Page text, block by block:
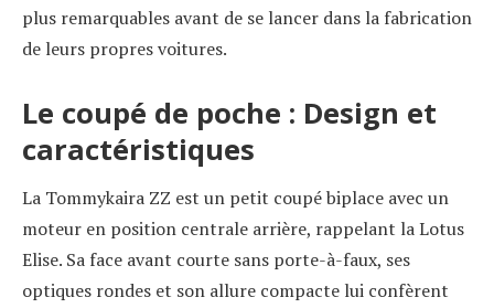
plus remarquables avant de se lancer dans la fabrication
de leurs propres voitures.
Le coupé de poche : Design et
caractéristiques
La Tommykaira ZZ est un petit coupé biplace avec un
moteur en position centrale arrière, rappelant la Lotus
Elise. Sa face avant courte sans porte-à-faux, ses
optiques rondes et son allure compacte lui confèrent